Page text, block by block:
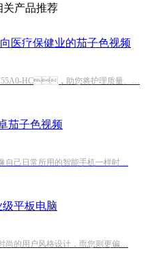
关产品推荐
HC，助您将护理质量、…
自己日常所用的智能手机一样时…
尚的用户风格设计，而您则更偏…